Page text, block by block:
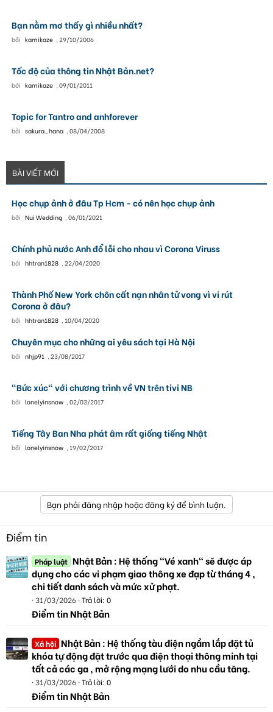
Bạn nằm mơ thấy gì nhiều nhất?
bởi kamikaze , 29/10/2006
Tốc độ của thông tin Nhật Bản.net?
bởi kamikaze , 09/01/2011
Topic for Tantro and anhforever
bởi sakura_hana , 08/04/2008
BÀI VIẾT MỚI
Học chụp ảnh ở đâu Tp Hcm - có nên học chụp ảnh
bởi Nui Wedding , 06/01/2021
Chính phủ nước Anh đổ lỗi cho nhau vì Corona Viruss
bởi hhtran1828 , 22/04/2020
Thành Phố New York chôn cất nạn nhân tử vong vì vi rút
Corona ở đâu?
bởi hhtran1828 , 10/04/2020
Chuyên mục cho những ai yêu sách tại Hà Nội
bởi nhjp91 , 23/08/2017
"Bức xúc" với chương trình về VN trên tivi NB
bởi lonelyinsnow , 02/03/2017
Tiếng Tây Ban Nha phát âm rất giống tiếng Nhật
bởi lonelyinsnow , 19/02/2017
Bạn phải đăng nhập hoặc đăng ký để bình luận.
Điểm tin
Pháp luật Nhật Bản : Hệ thống "Vé xanh" sẽ được áp
dụng cho các vi phạm giao thông xe đạp từ tháng 4 ,
chi tiết danh sách và mức xử phạt.
31/03/2026 Trả lời: 0
Điểm tin Nhật Bản
Xã hội Nhật Bản : Hệ thống tàu điện ngầm lắp đặt tủ
khóa tự động đặt trước qua điện thoại thông minh tại
tất cả các ga , mở rộng mạng lưới do nhu cầu tăng.
31/03/2026 Trả lời: 0
Điểm tin Nhật Bản